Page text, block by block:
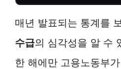
매년 발표되는 통계를
수급의 심각성을 알 수
한 해에만 고용노동부